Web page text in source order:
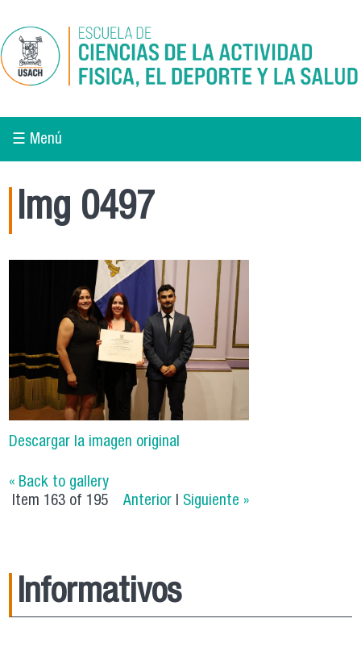
☰ Menú
Img 0497
Descargar la imagen original
« Back to gallery
Item 163 of 195
Anterior Siguiente »
Informativos